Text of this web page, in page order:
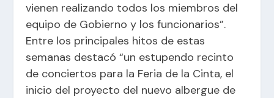
vienen realizando todos los miembros del
equipo de Gobierno y los funcionarios”.
Entre los principales hitos de estas
semanas destacó “un estupendo recinto
de conciertos para la Feria de la Cinta, el
inicio del proyecto del nuevo albergue de